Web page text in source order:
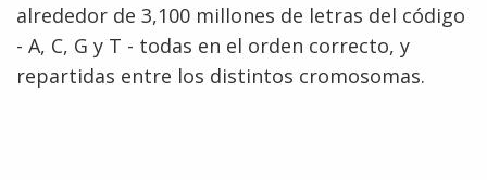
alrededor de 3,100 millones de letras del código
- A, C, G y T - todas en el orden correcto, y
repartidas entre los distintos cromosomas.